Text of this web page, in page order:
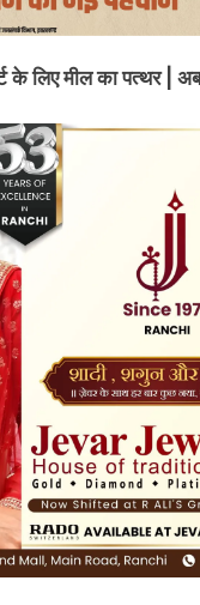
लिए मील का पत्थर |